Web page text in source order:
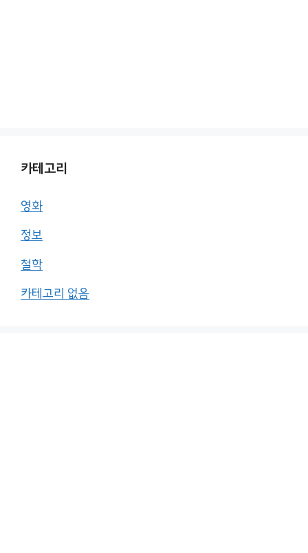
카테고리
영화
정보
철학
카테고리 없음